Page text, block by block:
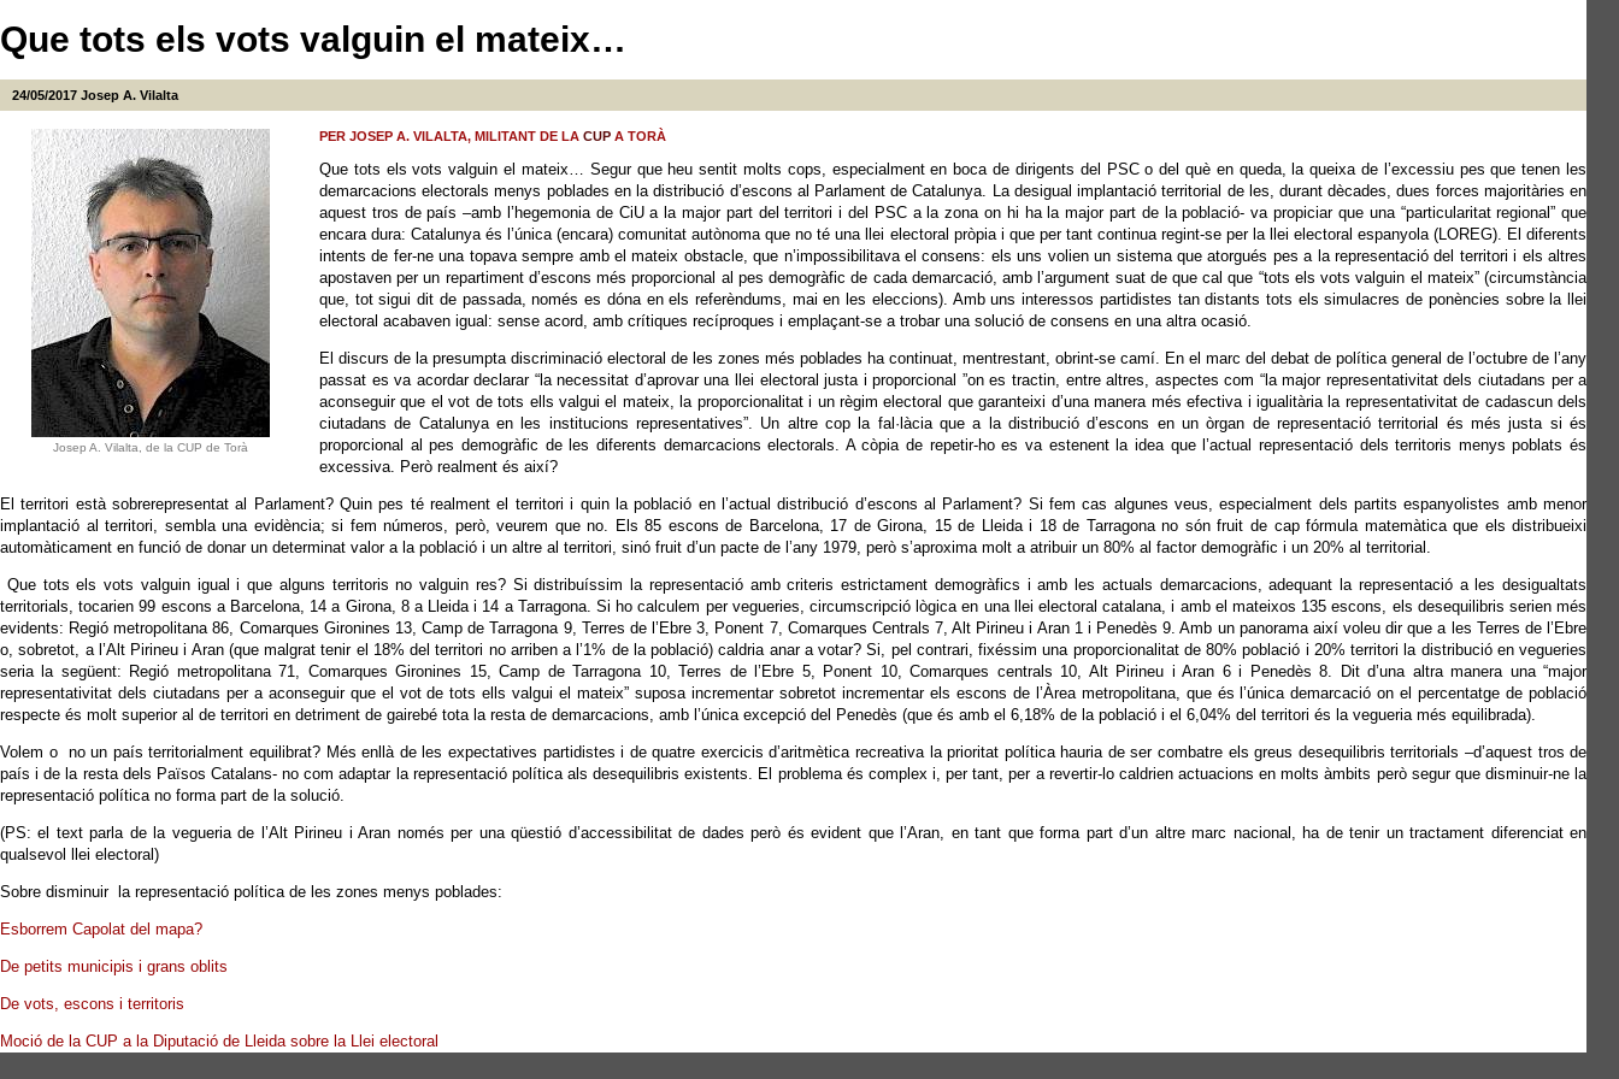
Que tots els vots valguin el mateix…
24/05/2017 Josep A. Vilalta
Josep A. Vilalta, de la CUP de Torà
PER JOSEP A. VILALTA, MILITANT DE LA CUP A TORÀ
Que tots els vots valguin el mateix… Segur que heu sentit molts cops, especialment en boca de dirigents del PSC o del què en queda, la queixa de l’excessiu pes que tenen les
demarcacions electorals menys poblades en la distribució d’escons al Parlament de Catalunya. La desigual implantació territorial de les, durant dècades, dues forces majoritàries en
aquest tros de país –amb l’hegemonia de CiU a la major part del territori i del PSC a la zona on hi ha la major part de la població- va propiciar que una “particularitat regional” que
encara dura: Catalunya és l’única (encara) comunitat autònoma que no té una llei electoral pròpia i que per tant continua regint-se per la llei electoral espanyola (LOREG). El diferents
intents de fer-ne una topava sempre amb el mateix obstacle, que n’impossibilitava el consens: els uns volien un sistema que atorgués pes a la representació del territori i els altres
apostaven per un repartiment d’escons més proporcional al pes demogràfic de cada demarcació, amb l’argument suat de que cal que “tots els vots valguin el mateix” (circumstància
que, tot sigui dit de passada, només es dóna en els referèndums, mai en les eleccions). Amb uns interessos partidistes tan distants tots els simulacres de ponències sobre la llei
electoral acabaven igual: sense acord, amb crítiques recíproques i emplaçant-se a trobar una solució de consens en una altra ocasió.
El discurs de la presumpta discriminació electoral de les zones més poblades ha continuat, mentrestant, obrint-se camí. En el marc del debat de política general de l’octubre de l’any
passat es va acordar declarar “la necessitat d’aprovar una llei electoral justa i proporcional ”on es tractin, entre altres, aspectes com “la major representativitat dels ciutadans per a
aconseguir que el vot de tots ells valgui el mateix, la proporcionalitat i un règim electoral que garanteixi d’una manera més efectiva i igualitària la representativitat de cadascun dels
ciutadans de Catalunya en les institucions representatives”. Un altre cop la fal·làcia que a la distribució d’escons en un òrgan de representació territorial és més justa si és
proporcional al pes demogràfic de les diferents demarcacions electorals. A còpia de repetir-ho es va estenent la idea que l’actual representació dels territoris menys poblats és
excessiva. Però realment és així?
El territori està sobrerepresentat al Parlament? Quin pes té realment el territori i quin la població en l’actual distribució d’escons al Parlament? Si fem cas algunes veus, especialment dels partits espanyolistes amb menor
implantació al territori, sembla una evidència; si fem números, però, veurem que no. Els 85 escons de Barcelona, 17 de Girona, 15 de Lleida i 18 de Tarragona no són fruit de cap fórmula matemàtica que els distribueixi
automàticament en funció de donar un determinat valor a la població i un altre al territori, sinó fruit d’un pacte de l’any 1979, però s’aproxima molt a atribuir un 80% al factor demogràfic i un 20% al territorial.
Que tots els vots valguin igual i que alguns territoris no valguin res? Si distribuíssim la representació amb criteris estrictament demogràfics i amb les actuals demarcacions, adequant la representació a les desigualtats
territorials, tocarien 99 escons a Barcelona, 14 a Girona, 8 a Lleida i 14 a Tarragona. Si ho calculem per vegueries, circumscripció lògica en una llei electoral catalana, i amb el mateixos 135 escons, els desequilibris serien més
evidents: Regió metropolitana 86, Comarques Gironines 13, Camp de Tarragona 9, Terres de l’Ebre 3, Ponent 7, Comarques Centrals 7, Alt Pirineu i Aran 1 i Penedès 9. Amb un panorama així voleu dir que a les Terres de l’Ebre
o, sobretot, a l’Alt Pirineu i Aran (que malgrat tenir el 18% del territori no arriben a l’1% de la població) caldria anar a votar? Si, pel contrari, fixéssim una proporcionalitat de 80% població i 20% territori la distribució en vegueries
seria la següent: Regió metropolitana 71, Comarques Gironines 15, Camp de Tarragona 10, Terres de l’Ebre 5, Ponent 10, Comarques centrals 10, Alt Pirineu i Aran 6 i Penedès 8. Dit d’una altra manera una “major
representativitat dels ciutadans per a aconseguir que el vot de tots ells valgui el mateix” suposa incrementar sobretot incrementar els escons de l’Àrea metropolitana, que és l’única demarcació on el percentatge de població
respecte és molt superior al de territori en detriment de gairebé tota la resta de demarcacions, amb l’única excepció del Penedès (que és amb el 6,18% de la població i el 6,04% del territori és la vegueria més equilibrada).
Volem o no un país territorialment equilibrat? Més enllà de les expectatives partidistes i de quatre exercicis d’aritmètica recreativa la prioritat política hauria de ser combatre els greus desequilibris territorials –d’aquest tros de
país i de la resta dels Països Catalans- no com adaptar la representació política als desequilibris existents. El problema és complex i, per tant, per a revertir-lo caldrien actuacions en molts àmbits però segur que disminuir-ne la
representació política no forma part de la solució.
(PS: el text parla de la vegueria de l’Alt Pirineu i Aran només per una qüestió d’accessibilitat de dades però és evident que l’Aran, en tant que forma part d’un altre marc nacional, ha de tenir un tractament diferenciat en
qualsevol llei electoral)
Sobre disminuir la representació política de les zones menys poblades:
Esborrem Capolat del mapa?
De petits municipis i grans oblits
De vots, escons i territoris
Moció de la CUP a la Diputació de Lleida sobre la Llei electoral